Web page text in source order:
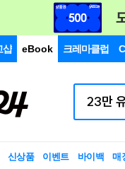
샵 eBook 크레마클럽
신상품 이벤트 바이백 매